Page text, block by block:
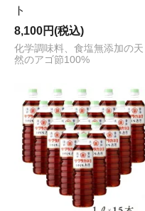
ト
8,100円(税込)
化学調味料、食塩無添加の天
然のアゴ節100%